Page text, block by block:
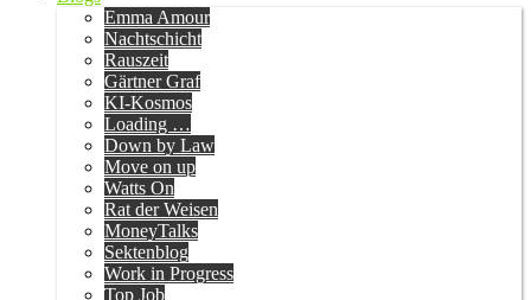
Emma Amour
Nachtschicht
Rauszeit
Gärtner Graf
KI-Kosmos
Loading …
Down by Law
Move on up
Watts On
Rat der Weisen
MoneyTalks
Sektenblog
Work in Progress
Top Job